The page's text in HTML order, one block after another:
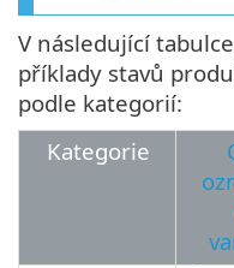
V následující
příklady stavů
podle kategorií:
Kategorie